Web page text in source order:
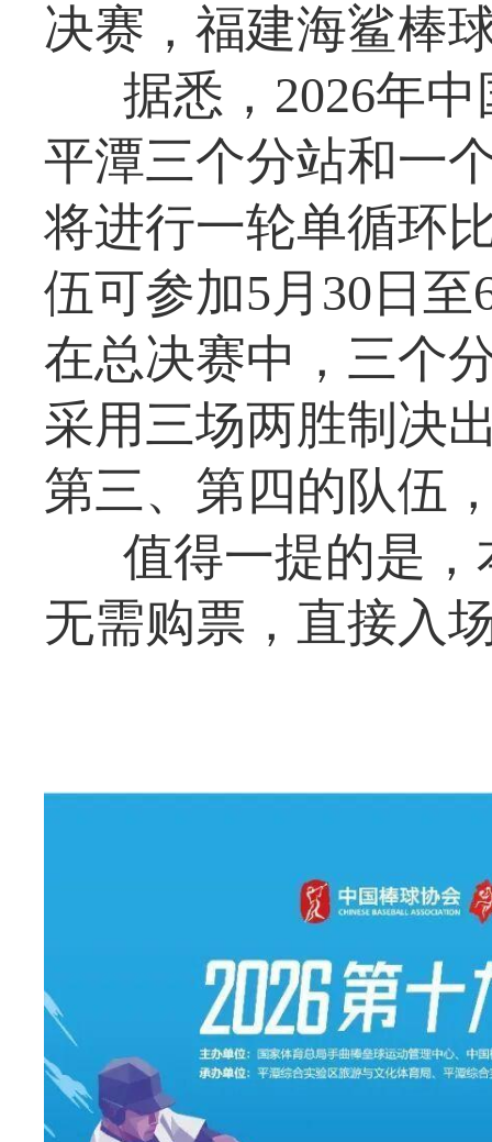
决赛，福建海鲨棒
据悉，2026年
平潭三个分站和一
将进行一轮单循环
伍可参加5月30日
在总决赛中，三个
采用三场两胜制决
第三、第四的队伍
值得一提的是
无需购票，直接入